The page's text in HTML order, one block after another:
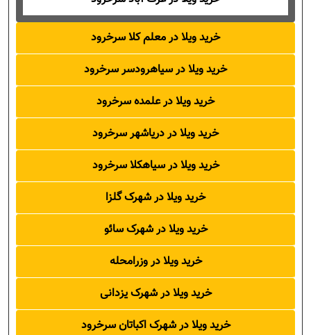
خرید ویلا در معلم کلا سرخرود
خرید ویلا در سیاهرودسر سرخرود
خرید ویلا در علمده سرخرود
خرید ویلا در دریاشهر سرخرود
خرید ویلا در سیاهکلا سرخرود
خرید ویلا در شهرک گلزا
خرید ویلا در شهرک سائو
خرید ویلا در وزرامحله
خرید ویلا در شهرک یزدانی
خرید ویلا در شهرک اکباتان سرخرود